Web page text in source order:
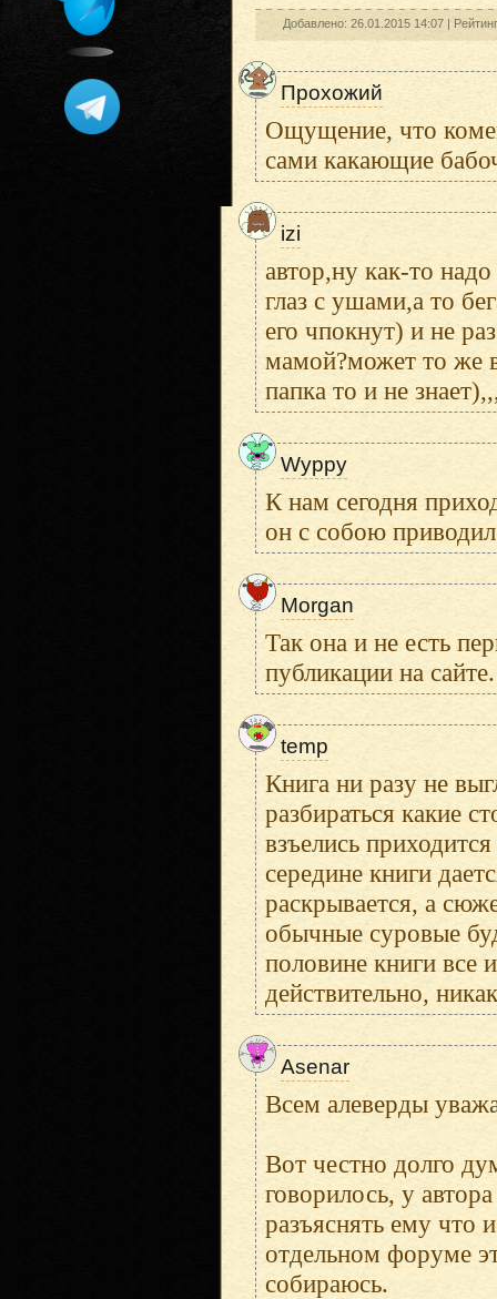
Добавлено: 26.01.2015 14:07 |
Прохожий
Ощущение, что
сами какающие
izi
автор,ну как-то
глаз с ушами,а то
его чпокнут) и не
мамой?может то же
папка то и не
Wyppy
К нам сегодня
он с собою
Morgan
Так она и не есть
публикации на сайте.
temp
Книга ни разу не
разбираться какие
взъелись
середине книги
раскрывается, а
обычные суровые
половине книги все
действительно,
Asenar
Всем алеверды
Вот честно долго
говорилось, у
разъяснять ему что
отдельном форуме
собираюсь.